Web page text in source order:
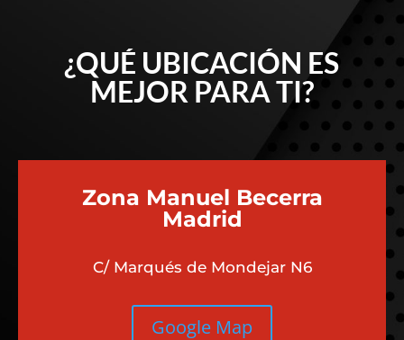
¿QUÉ UBICACIÓN ES
MEJOR PARA TI?
Zona Manuel Becerra
Madrid
C/ Marqués de Mondejar N6
Google Map